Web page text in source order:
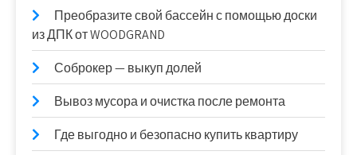
Преобразите свой бассейн с помощью доски
из ДПК от WOODGRAND
Соброкер — выкуп долей
Вывоз мусора и очистка после ремонта
Где выгодно и безопасно купить квартиру